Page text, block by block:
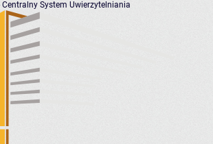
Centralny System Uwierzytelniania